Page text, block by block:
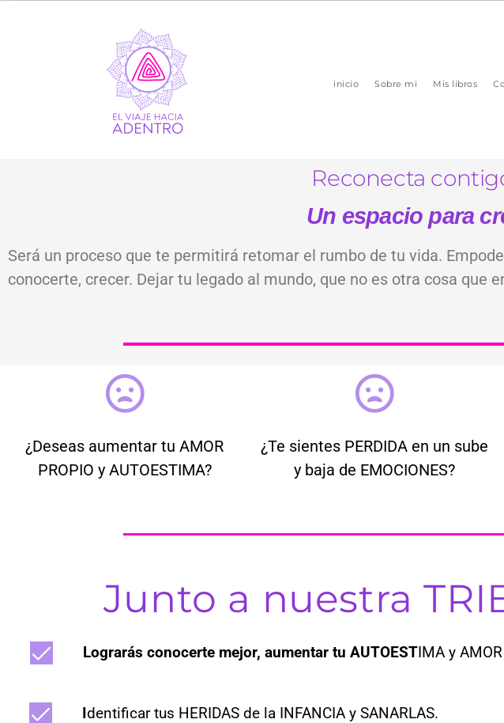
inicio Sobre mi Mis libros
Reconecta
Un espacio para
Será un proceso que te permitirá retomar el rumbo de tu vida.
conocerte, crecer. Dejar tu legado al mundo, que no es otra cosa que
¿Deseas aumentar tu AMOR
PROPIO y AUTOESTIMA?
¿Te sientes PERDIDA en un sube
y baja de EMOCIONES?
Junto a nuestra
Lograrás conocerte mejor, aumentar tu AUTOESTIMA y AMOR
Identificar tus HERIDAS de la INFANCIA y SANARLAS.